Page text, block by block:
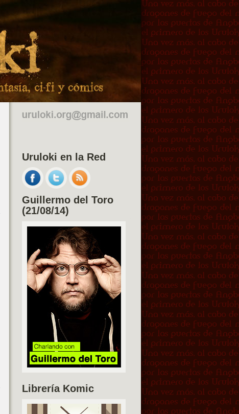
Uruloki en la Red
Guillermo del Toro
(21/08/14)
Librería Komic